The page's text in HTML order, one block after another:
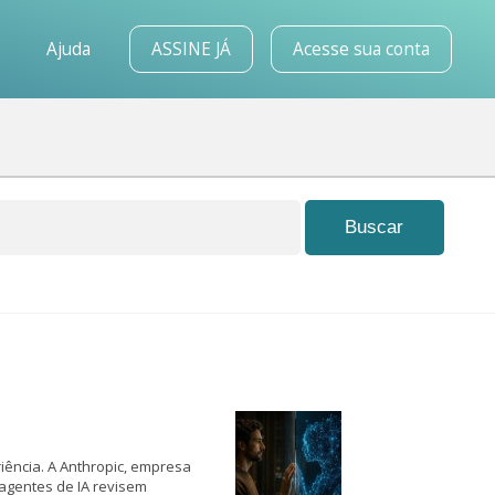
Ajuda ASSINE JÁ Acesse sua conta
A Anthropic, empresa
de IA revisem